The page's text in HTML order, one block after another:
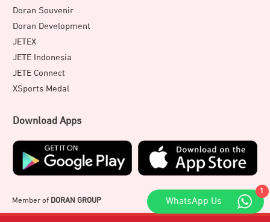
Doran Souvenir
Doran Development
JETEX
JETE Indonesia
JETE Connect
XSports Medal
Download Apps
Member of DORAN GROUP
1
WhatsApp Us